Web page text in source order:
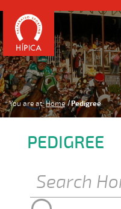
You are at: Home Pedigree
PEDIGREE